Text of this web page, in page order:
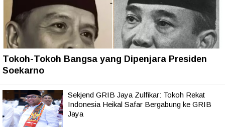
Tokoh-Tokoh Bangsa yang Dipenjara Presiden
Soekarno
Sekjend GRIB Jaya Zulfikar: Tokoh Rekat
Indonesia Heikal Safar Bergabung ke GRIB
Jaya